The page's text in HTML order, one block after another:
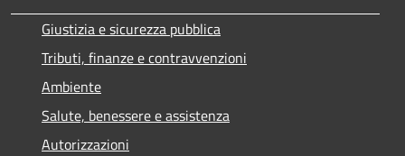
Giustizia e sicurezza pubblica
Tributi, finanze e contravvenzioni
Ambiente
Salute, benessere e assistenza
Autorizzazioni